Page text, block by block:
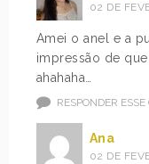
02 DE
Amei o anel e a
impressão de
ahahaha…
RESPONDER
Ana
02 DE